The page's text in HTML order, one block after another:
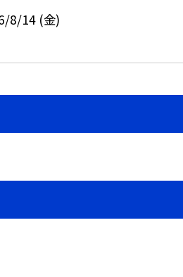
8/14 (金)